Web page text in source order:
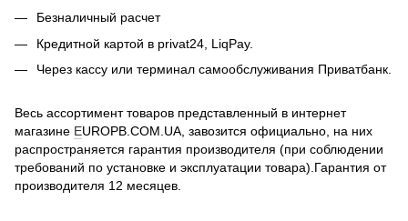
Безналичный расчет
Кредитной картой в privat24, LiqPay.
Через кассу или терминал самообслуживания Приватбанк.
Весь ассортимент товаров представленный в интернет
магазине EUROPB.COM.UA, завозится официально, на них
распространяется гарантия производителя (при соблюдении
требований по установке и эксплуатации товара).Гарантия от
производителя 12 месяцев.